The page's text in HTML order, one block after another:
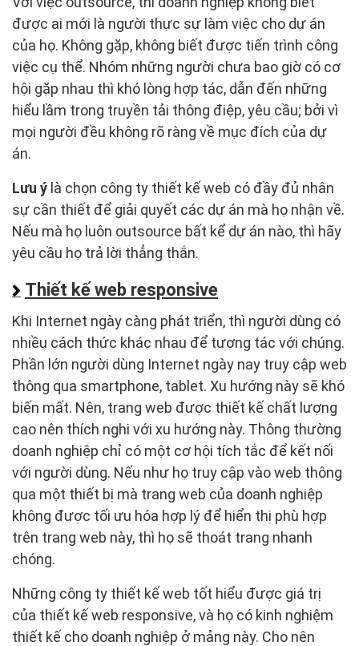
được ai mới là người thực sự làm việc cho dự án
của họ. Không gặp, không biết được tiến trình công
việc cụ thể. Nhóm những người chưa bao giờ có cơ
hội gặp nhau thì khó lòng hợp tác, dẫn đến những
hiểu lầm trong truyền tải thông điệp, yêu cầu; bởi vì
mọi người đều không rõ ràng về mục đích của dự
án.
Lưu ý là chọn công ty thiết kế web có đầy đủ nhân
sự cần thiết để giải quyết các dự án mà họ nhận về.
Nếu mà họ luôn outsource bất kể dự án nào, thì hãy
yêu cầu họ trả lời thẳng thắn.
Thiết kế web responsive
Khi Internet ngày càng phát triển, thì người dùng có
nhiều cách thức khác nhau để tương tác với chúng.
Phần lớn người dùng Internet ngày nay truy cập web
thông qua smartphone, tablet. Xu hướng này sẽ khó
biến mất. Nên, trang web được thiết kế chất lượng
cao nên thích nghi với xu hướng này. Thông thường
doanh nghiệp chỉ có một cơ hội tích tắc để kết nối
với người dùng. Nếu như họ truy cập vào web thông
qua một thiết bị mà trang web của doanh nghiệp
không được tối ưu hóa hợp lý để hiển thị phù hợp
trên trang web này, thì họ sẽ thoát trang nhanh
chóng.
Những công ty thiết kế web tốt hiểu được giá trị
của thiết kế web responsive, và họ có kinh nghiệm
thiết kế cho doanh nghiệp ở mảng này. Cho nên